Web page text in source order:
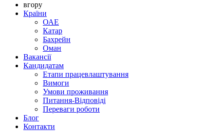
вгору
Країни
ОАЕ
Катар
Бахрейн
Оман
Вакансії
Кандидатам
Етапи працевлаштування
Вимоги
Умови проживання
Питання-Відповіді
Переваги роботи
Блог
Контакти